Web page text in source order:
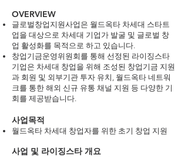
OVERVIEW
글로벌창업지원사업은 월드옥타 차세대 스타트
업을 대상으로 차세대 기업가 발굴 및 글로벌 창
업 활성화를 목적으로 하고 있습니다.
창업기금운영위원회를 통해 선정된 라이징스타
기업은 차세대 창업을 위해 조성된 창업기금 지원
과 회원 및 외부기관 투자 유치, 월드옥타 네트워
크를 통한 해외 신규 유통 채널 지원 등 다양한 기
회를 제공받습니다.
사업목적
월드옥타 차세대 창업자를 위한 초기 창업 지원
사업 및 라이징스타 개요